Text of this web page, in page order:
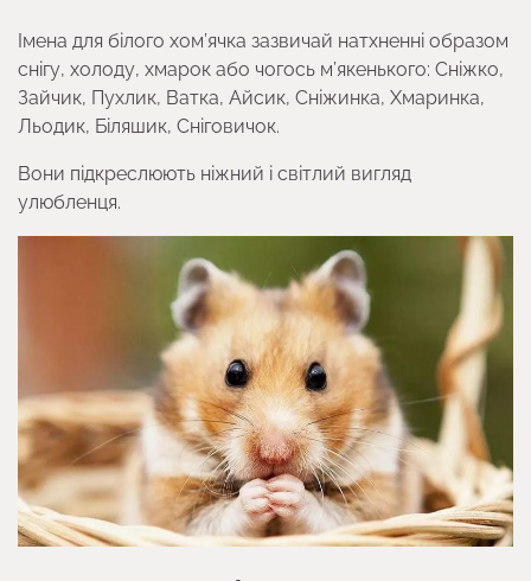
Імена для білого хом’ячка зазвичай натхненні образом
снігу, холоду, хмарок або чогось м’якенького: Сніжко,
Зайчик, Пухлик, Ватка, Айсик, Сніжинка, Хмаринка,
Льодик, Біляшик, Сніговичок.
Вони підкреслюють ніжний і світлий вигляд
улюбленця.